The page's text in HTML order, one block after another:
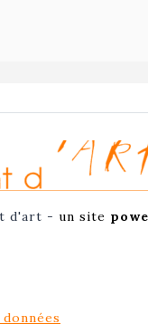
d'art - un site